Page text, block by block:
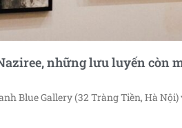
những lưu luyến còn
Blue Gallery (32 Tràng Tiền, Hà